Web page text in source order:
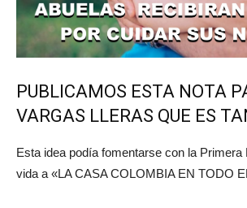
PUBLICAMOS ESTA NOTA
VARGAS LLERAS QUE ES
Esta idea podía fomentarse con la Primera
vida a «LA CASA COLOMBIA EN TODO